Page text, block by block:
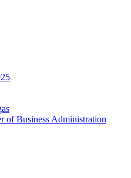
of Business Administration